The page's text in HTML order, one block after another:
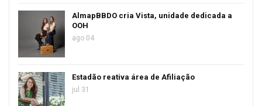
AlmapBBDO cria Vista, unidade dedicada a
OOH
ago 04
Estadão reativa área de Afiliação
jul 31